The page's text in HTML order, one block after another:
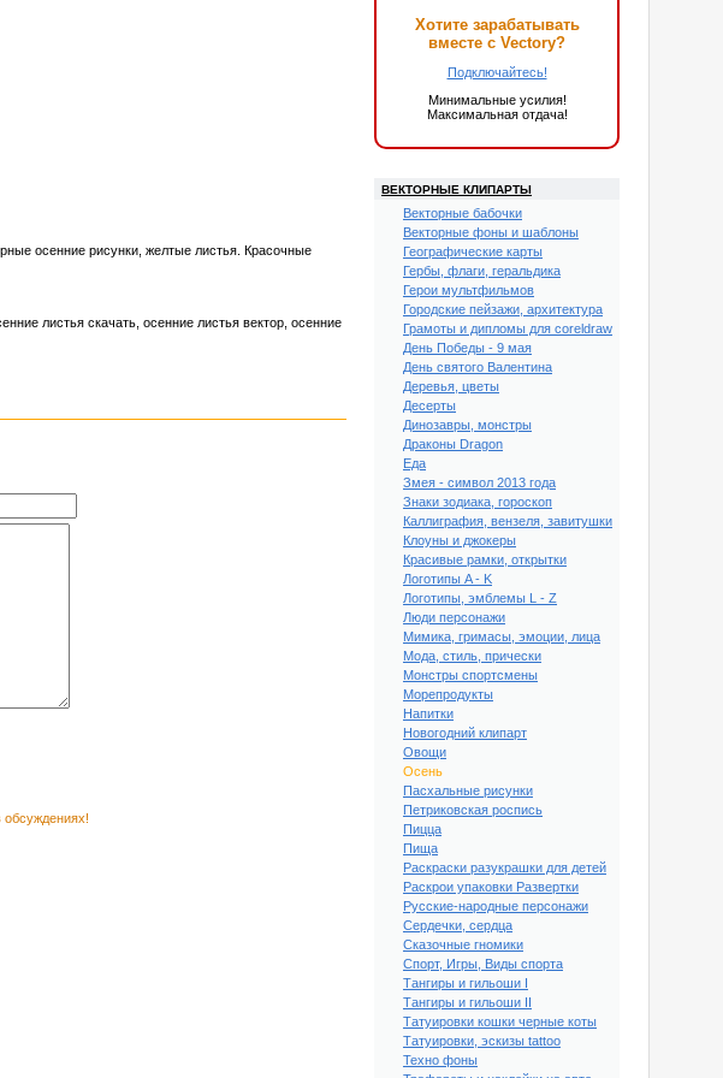
осенние рисунки, желтые листья. Красочные
листья скачать, осенние листья вектор, осенние
обсуждениях!
Хотите зарабатывать
вместе с Vectory?
Подключайтесь!
Минимальные усилия!
Максимальная отдача!
ВЕКТОРНЫЕ КЛИПАРТЫ
Векторные бабочки
Векторные фоны и шаблоны
Географические карты
Гербы, флаги, геральдика
Герои мультфильмов
Городские пейзажи, архитектура
Грамоты и дипломы для coreldraw
День Победы - 9 мая
День святого Валентина
Деревья, цветы
Десерты
Динозавры, монстры
Драконы Dragon
Еда
Змея - символ 2013 года
Знаки зодиака, гороскоп
Каллиграфия, вензеля, завитушки
Клоуны и джокеры
Красивые рамки, открытки
Логотипы A - K
Логотипы, эмблемы L - Z
Люди персонажи
Мимика, гримасы, эмоции, лица
Мода, стиль, прически
Монстры спортсмены
Морепродукты
Напитки
Новогодний клипарт
Овощи
Осень
Пасхальные рисунки
Петриковская роспись
Пицца
Пища
Раскраски разукрашки для детей
Раскрои упаковки Развертки
Русские-народные персонажи
Сердечки, сердца
Сказочные гномики
Спорт, Игры, Виды спорта
Тангиры и гильоши I
Тангиры и гильоши II
Татуировки кошки черные коты
Татуировки, эскизы tattoo
Техно фоны